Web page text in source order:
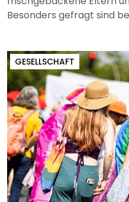
Besonders gefragt sind
GESELLSCHAFT